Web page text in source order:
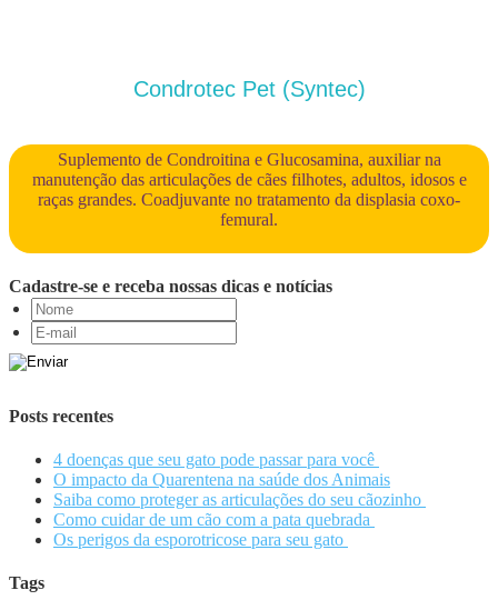
Condrotec Pet (Syntec)
Suplemento de Condroitina e Glucosamina, auxiliar na
manutenção das articulações de cães filhotes, adultos, idosos e
raças grandes. Coadjuvante no tratamento da displasia coxo-
femural.
Cadastre-se e receba nossas dicas e notícias
Posts recentes
4 doenças que seu gato pode passar para você
O impacto da Quarentena na saúde dos Animais
Saiba como proteger as articulações do seu cãozinho
Como cuidar de um cão com a pata quebrada
Os perigos da esporotricose para seu gato
Tags